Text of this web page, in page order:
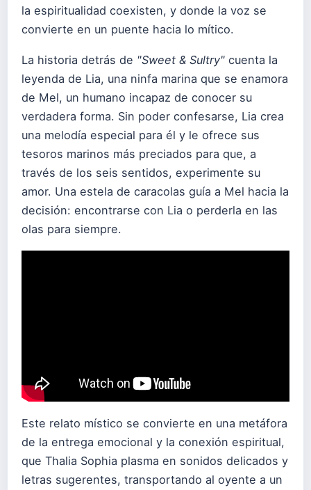
la espiritualidad coexisten, y donde la voz se
convierte en un puente hacia lo mítico.
La historia detrás de "Sweet & Sultry" cuenta la
leyenda de Lia, una ninfa marina que se enamora
de Mel, un humano incapaz de conocer su
verdadera forma. Sin poder confesarse, Lia crea
una melodía especial para él y le ofrece sus
tesoros marinos más preciados para que, a
través de los seis sentidos, experimente su
amor. Una estela de caracolas guía a Mel hacia la
decisión: encontrarse con Lia o perderla en las
olas para siempre.
Este relato místico se convierte en una metáfora
de la entrega emocional y la conexión espiritual,
que Thalia Sophia plasma en sonidos delicados y
letras sugerentes, transportando al oyente a un